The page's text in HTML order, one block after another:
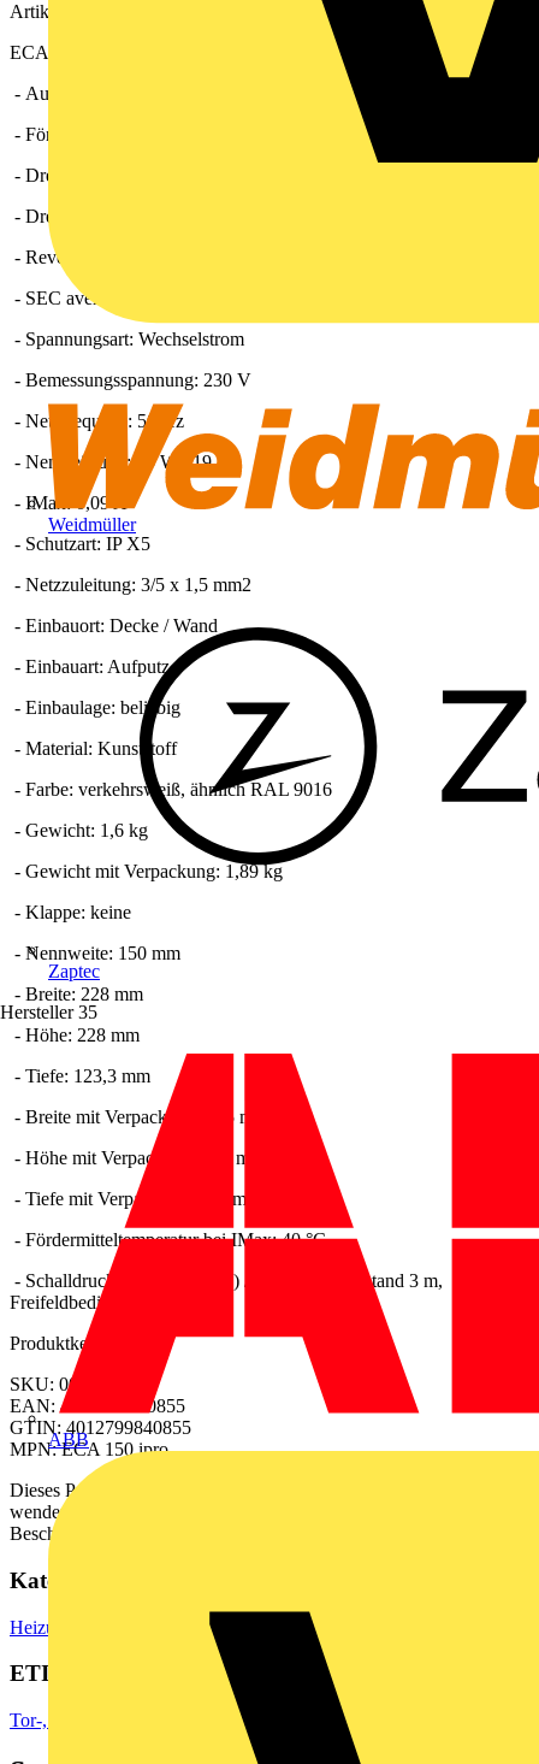
Weidmüller
Zaptec
Hersteller 35
ABB
Artikel:
ECA 150 ipro
- Ausführung: Standardausführung
- Fördervolumen: 200 m3/h / 250 m3/h
- Drehzahl: 1672 1/min / 2189 1/min
- Drehzahlsteuerbar: ja
- Reversierbarkeit: nein
- SEC average: -11,18 kWh/(m2*a)
- Spannungsart: Wechselstrom
- Bemessungsspannung: 230 V
- Netzfrequenz: 50 Hz
- Nennleistung: 15 W / 19 W
- IMax: 0,09 A
- Schutzart: IP X5
- Netzzuleitung: 3/5 x 1,5 mm2
- Einbauort: Decke / Wand
- Einbauart: Aufputz
- Einbaulage: beliebig
- Material: Kunststoff
- Farbe: verkehrsweiß, ähnlich RAL 9016
- Gewicht: 1,6 kg
- Gewicht mit Verpackung: 1,89 kg
- Klappe: keine
- Nennweite: 150 mm
- Breite: 228 mm
- Höhe: 228 mm
- Tiefe: 123,3 mm
- Breite mit Verpackung: 235 mm
- Höhe mit Verpackung: 235 mm
- Tiefe mit Verpackung: 200 mm
- Fördermitteltemperatur bei IMax: 40 °C
- Schalldruckpegel: 33 dB(A) / 40 dB(A) / Abstand 3 m,
Freifeldbedingungen
Produktkennzeichen
SKU: 0084.0085
EAN: 4012799840855
GTIN: 4012799840855
MPN: ECA 150 ipro
Dieses Produkt ist derzeit in keinem Geschäft verfügbar. Bitte
wenden Sie sich an den Hersteller, um Informationen zur
Beschaffung zu erhalten.
Kategorien
Heizung & Lüftung Ventilatoren & Lüftung
ETIM Group
Tor-, Rollladenantriebe/Pumpen/Ventilatoren